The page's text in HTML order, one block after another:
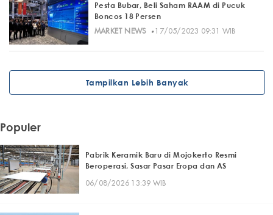
Pesta Bubar, Beli Saham RAAM di Pucuk
Boncos 18 Persen
MARKET NEWS· 17/05/2023 09:31 WIB
Tampilkan Lebih Banyak
Populer
Pabrik Keramik Baru di Mojokerto Resmi
Beroperasi, Sasar Pasar Eropa dan AS
06/08/2026 13:39 WIB